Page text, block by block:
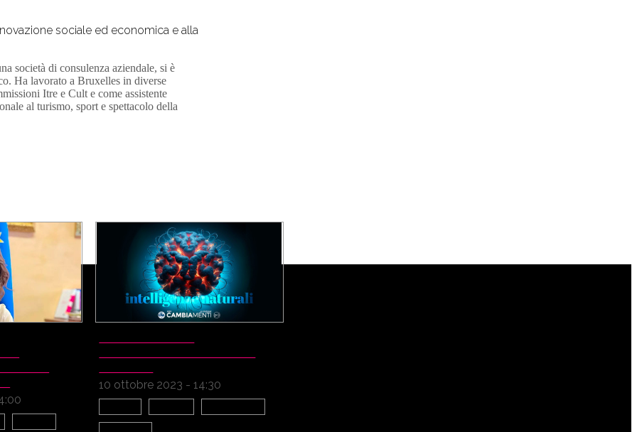
sociale ed economica e alla
società di consulenza aziendale, si è
Ha lavorato a Bruxelles in diverse
Itre e Cult e come assistente
al turismo, sport e spettacolo della
10 ottobre 2023 - 14:30